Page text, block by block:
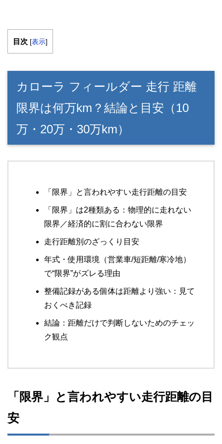
目次 [表示]
カローラ フィールダー 走行 距離
限界は何万km？結論と目安（10
万・20万・30万km）
「限界」と言われやすい走行距離の目安
「限界」は2種類ある：物理的に走れない
限界／経済的に割に合わない限界
走行距離別のざっくり目安
年式・使用環境（営業車/短距離/寒冷地）
で“限界”がズレる理由
整備記録がある個体は距離より強い：見て
おくべき記録
結論：距離だけで判断しないためのチェッ
ク観点
「限界」と言われやすい走行距離の目
安